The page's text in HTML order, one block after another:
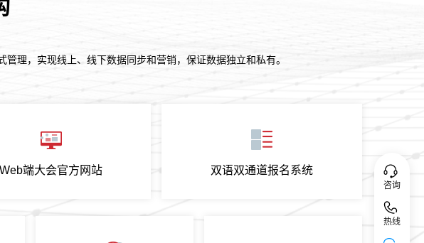
理，实现线上、线下数据同步和营销，保证数据独立和私有。
Web端大会官方网站 双语双通道报名系统
咨询
热线